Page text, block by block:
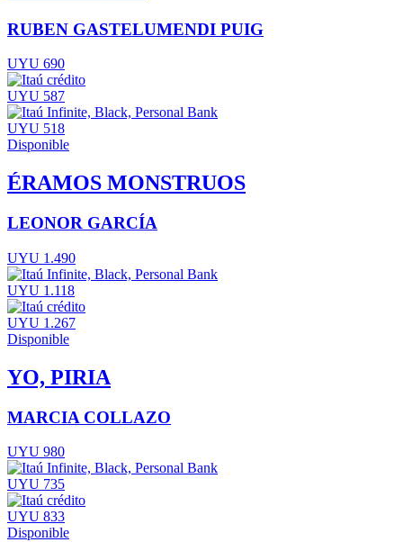
RUBEN GASTELUMENDI PUIG
UYU 690
UYU 587
UYU 518
Disponible
ÉRAMOS MONSTRUOS
LEONOR GARCÍA
UYU 1.490
UYU 1.118
UYU 1.267
Disponible
YO, PIRIA
MARCIA COLLAZO
UYU 980
UYU 735
UYU 833
Disponible